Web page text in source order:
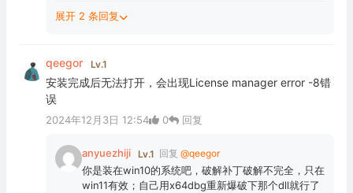
展开 2 条回复
qeegor Lv.1
安装完成后无法打开，会出现License manager error -8错
误
2024年12月3日 12:54 0 回复
anyuezhiji Lv.1 回复 @qeegor
你是装在win10的系统吧，破解补丁破解不完全，只在
win11有效；自己用x64dbg重新爆破下那个dll就行了